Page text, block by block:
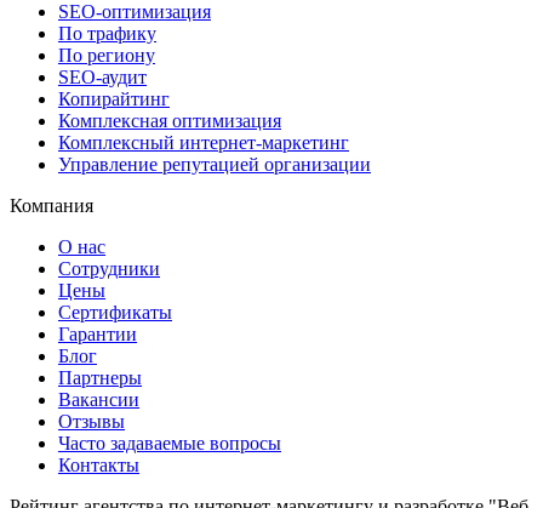
SEO-оптимизация
По трафику
По региону
SEO-аудит
Копирайтинг
Комплексная оптимизация
Комплексный интернет-маркетинг
Управление репутацией организации
Компания
О нас
Сотрудники
Цены
Сертификаты
Гарантии
Блог
Партнеры
Вакансии
Отзывы
Часто задаваемые вопросы
Контакты